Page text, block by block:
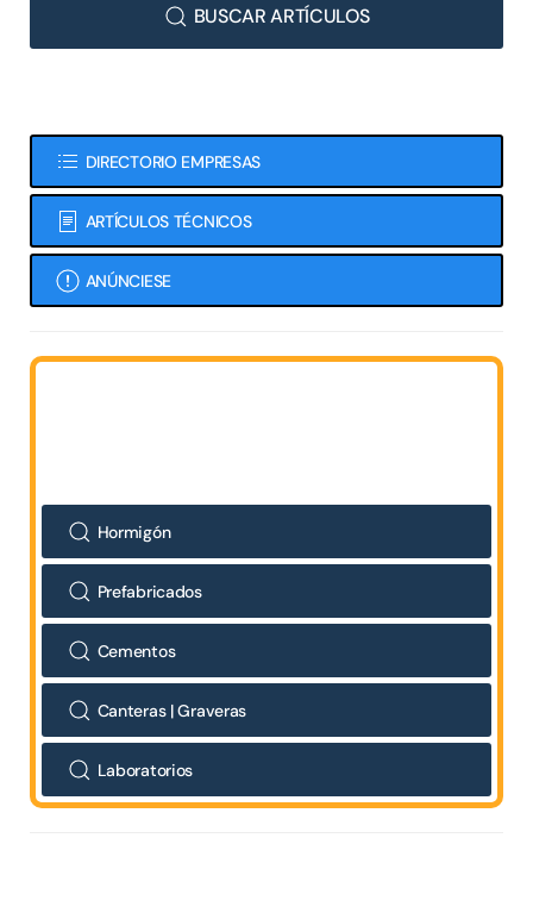
BUSCAR ARTÍCULOS
DIRECTORIO EMPRESAS
ARTÍCULOS TÉCNICOS
ANÚNCIESE
Hormigón
Prefabricados
Cementos
Canteras | Graveras
Laboratorios